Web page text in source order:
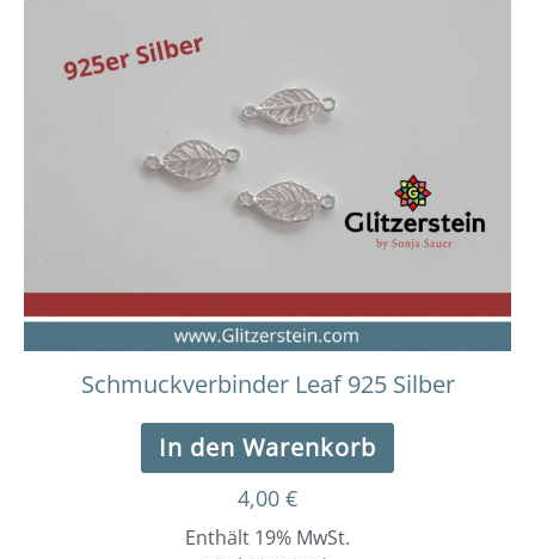
Schmuckverbinder Leaf 925 Silber
In den Warenkorb
4,00 €
Enthält 19% MwSt.